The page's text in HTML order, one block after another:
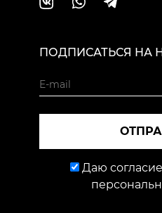
ПОДПИСАТЬСЯ НА
Даю